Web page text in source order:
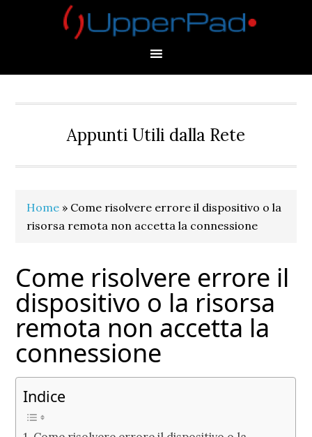
Appunti Utili dalla Rete
Home » Come risolvere errore il dispositivo o la
risorsa remota non accetta la connessione
Come risolvere errore il
dispositivo o la risorsa
remota non accetta la
connessione
Indice